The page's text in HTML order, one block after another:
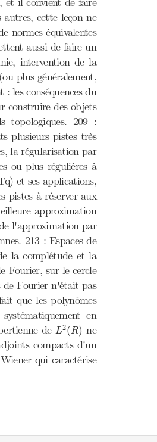
cette leçon ne
normes équivalentes
aussi de faire un
intervention de la
plus généralement,
les conséquences du
construire des objets
topologiques. 209 :
plusieurs pistes très
la régularisation par
ou plus régulières à
et ses applications,
pistes à réserver aux
approximation
l'approximation par
213 : Espaces de
la complétude et la
Fourier, sur le cercle
de Fourier n'était pas
que les polynômes
en
deL2(R)
L2 ( R) ne
compacts d'un
qui caractérise